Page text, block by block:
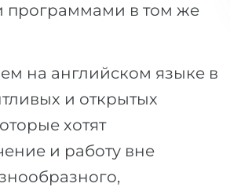
программами в том же
на английском языке в
и открытых
хотят
и работу вне